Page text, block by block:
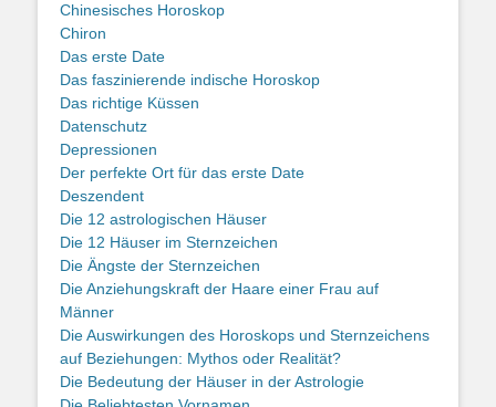
Chinesisches Horoskop
Chiron
Das erste Date
Das faszinierende indische Horoskop
Das richtige Küssen
Datenschutz
Depressionen
Der perfekte Ort für das erste Date
Deszendent
Die 12 astrologischen Häuser
Die 12 Häuser im Sternzeichen
Die Ängste der Sternzeichen
Die Anziehungskraft der Haare einer Frau auf
Männer
Die Auswirkungen des Horoskops und Sternzeichens
auf Beziehungen: Mythos oder Realität?
Die Bedeutung der Häuser in der Astrologie